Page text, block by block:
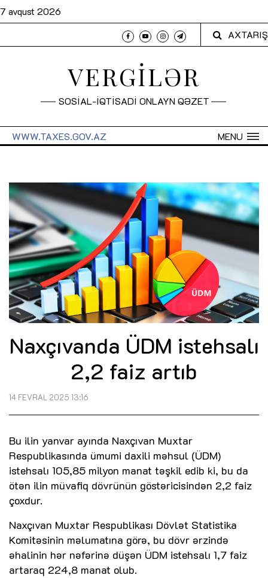
7 avqust 2026
AXTARIŞ
VERGİLƏR
SOSİAL-İQTİSADİ ONLAYN QƏZET
MENU
WWW.TAXES.GOV.AZ
Naxçıvanda ÜDM istehsalı
2,2 faiz artıb
14 FEVRAL 2025 13:16
Bu ilin yanvar ayında Naxçıvan Muxtar
Respublikasında ümumi daxili məhsul (ÜDM)
istehsalı 105,85 milyon manat təşkil edib ki, bu da
ötən ilin müvafiq dövrünün göstəricisindən 2,2 faiz
çoxdur.
Naxçıvan Muxtar Respublikası Dövlət Statistika
Komitəsinin məlumatına görə, bu dövr ərzində
əhalinin hər nəfərinə düşən ÜDM istehsalı 1,7 faiz
artaraq 224,8 manat olub.